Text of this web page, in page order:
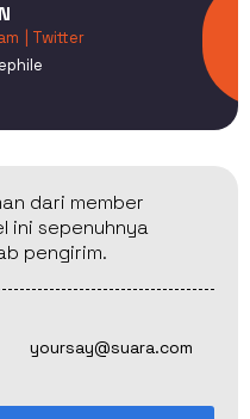
| Twitter
dari member
ini sepenuhnya
pengirim.
yoursay@suara.com